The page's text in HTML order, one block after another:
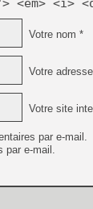
<em> <i>
Votre nom *
Votre
Votre site
par e-mail.
par e-mail.